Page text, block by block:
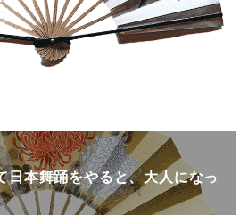
日本舞踊をやると、大人になっ